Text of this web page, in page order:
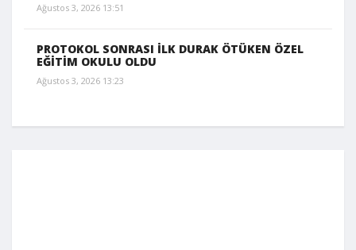
Ağustos 3, 2026 13:51
PROTOKOL SONRASI İLK DURAK ÖTÜKEN ÖZEL
EĞİTİM OKULU OLDU
Ağustos 3, 2026 13:23